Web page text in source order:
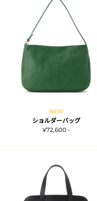
NEW
ショルダーバッグ
¥72,600 -